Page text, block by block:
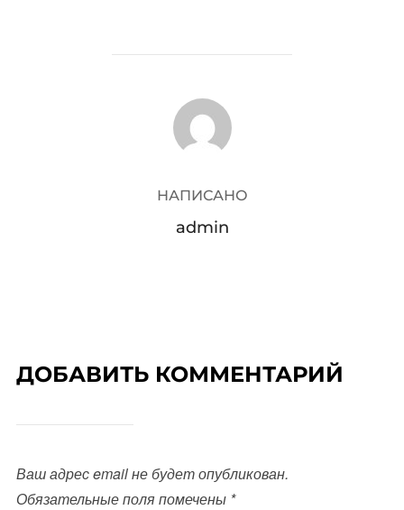
АВТОР ЗАПИСИ
НАПИСАНО
admin
ДОБАВИТЬ КОММЕНТАРИЙ
Ваш адрес email не будет опубликован.
Обязательные поля помечены *